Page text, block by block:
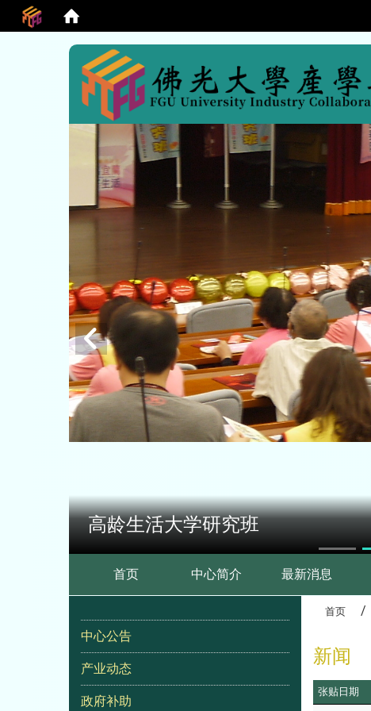
高龄生活大学研究班
首页 中心简介 最新消息
中心公告
产业动态
政府补助
首页
新闻
张贴日期